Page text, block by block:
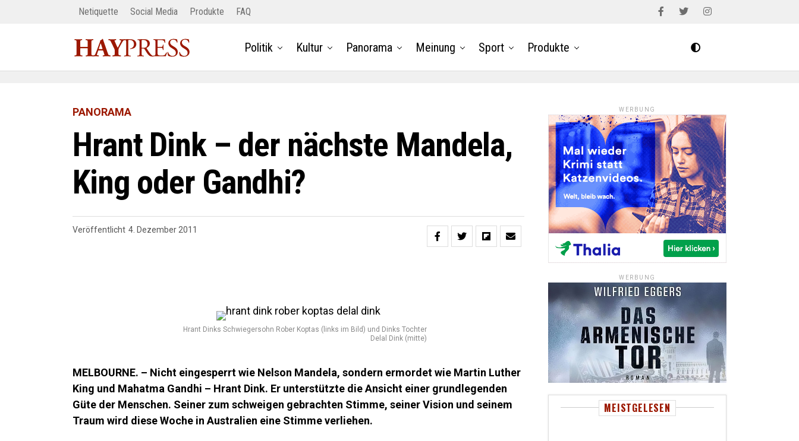
Netiquette Social Media Produkte FAQ
Politik Kultur Panorama Meinung Sport Produkte
PANORAMA
Hrant Dink – der nächste Mandela,
King oder Gandhi?
Veröffentlicht 4. Dezember 2011
Hrant Dinks Schwiegersohn Rober Koptas (links im Bild) und Dinks Tochter
Delal Dink (mitte)
MELBOURNE. – Nicht eingesperrt wie Nelson Mandela, sondern ermordet wie Martin Luther
King und Mahatma Gandhi – Hrant Dink. Er unterstützte die Ansicht einer grundlegenden
Güte der Menschen. Seiner zum schweigen gebrachten Stimme, seiner Vision und seinem
Traum wird diese Woche in Australien eine Stimme verliehen.
WERBUNG
WERBUNG
MEISTGELESEN